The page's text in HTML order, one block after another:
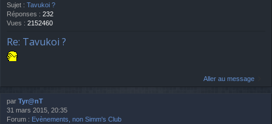
Sujet : Tavukoi ?
Réponses : 232
Vues : 2152460
Re: Tavukoi ?
Aller au message
par Tyr@nT
31 mars 2015, 20:35
Forum : Evènements, non Simm's Club